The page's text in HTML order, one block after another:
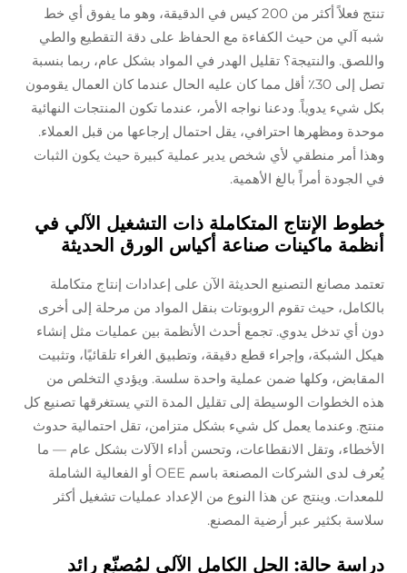
تنتج فعلاً أكثر من 200 كيس في الدقيقة، وهو ما يفوق أي خط
شبه آلي من حيث الكفاءة مع الحفاظ على دقة التقطيع والطي
واللصق. والنتيجة؟ تقليل الهدر في المواد بشكل عام، ربما بنسبة
تصل إلى 30٪ أقل مما كان عليه الحال عندما كان العمال يقومون
بكل شيء يدوياً. ودعنا نواجه الأمر، عندما تكون المنتجات النهائية
موحدة ومظهرها احترافي، يقل احتمال إرجاعها من قبل العملاء.
وهذا أمر منطقي لأي شخص يدير عملية كبيرة حيث يكون الثبات
في الجودة أمراً بالغ الأهمية.
خطوط الإنتاج المتكاملة ذات التشغيل الآلي في
أنظمة ماكينات صناعة أكياس الورق الحديثة
تعتمد مصانع التصنيع الحديثة الآن على إعدادات إنتاج متكاملة
بالكامل، حيث تقوم الروبوتات بنقل المواد من مرحلة إلى أخرى
دون أي تدخل يدوي. تجمع أحدث الأنظمة بين عمليات مثل إنشاء
هيكل الشبكة، وإجراء قطع دقيقة، وتطبيق الغراء تلقائيًا، وتثبيت
المقابض، وكلها ضمن عملية واحدة سلسة. ويؤدي التخلص من
هذه الخطوات الوسيطة إلى تقليل المدة التي يستغرقها تصنيع كل
منتج. وعندما يعمل كل شيء بشكل متزامن، تقل احتمالية حدوث
الأخطاء، وتقل الانقطاعات، وتحسن أداء الآلات بشكل عام — ما
يُعرف لدى الشركات المصنعة باسم OEE أو الفعالية الشاملة
للمعدات. وينتج عن هذا النوع من الإعداد عمليات تشغيل أكثر
سلاسة بكثير عبر أرضية المصنع.
دراسة حالة: الحل الكامل الآلي لمُصنّع رائد